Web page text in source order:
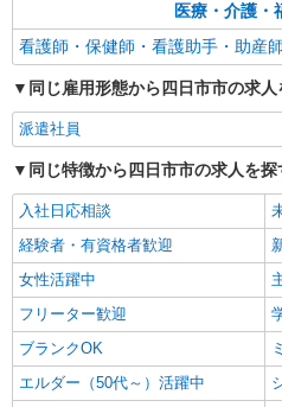
医療・介護・
看護師・保健師・看護助手・助産師
同じ雇用形態から四日市市の求人
派遣社員
同じ特徴から四日市市の求人を探
入社日応相談
経験者・有資格者歓迎
女性活躍中
フリーター歓迎
ブランクOK
エルダー（50代～）活躍中